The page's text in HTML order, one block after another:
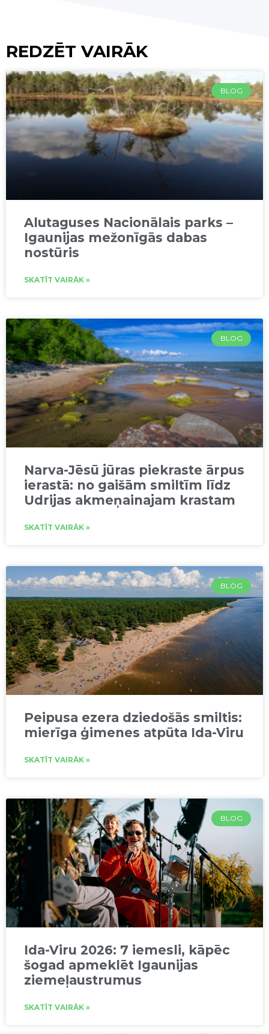
REDZĒT VAIRĀK
BLOG
Alutaguses Nacionālais parks –
Igaunijas mežonīgās dabas
nostūris
SKATĪT VAIRĀK »
BLOG
Narva-Jēsū jūras piekraste ārpus
ierastā: no gaišām smiltīm līdz
Udrijas akmeņainajam krastam
SKATĪT VAIRĀK »
BLOG
Peipusa ezera dziedošās smiltis:
mierīga ģimenes atpūta Ida-Viru
SKATĪT VAIRĀK »
BLOG
Ida-Viru 2026: 7 iemesli, kāpēc
šogad apmeklēt Igaunijas
ziemeļaustrumus
SKATĪT VAIRĀK »